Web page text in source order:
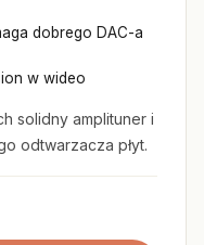
dobrego DAC-a
w wideo
solidny amplituner i
odtwarzacza płyt.